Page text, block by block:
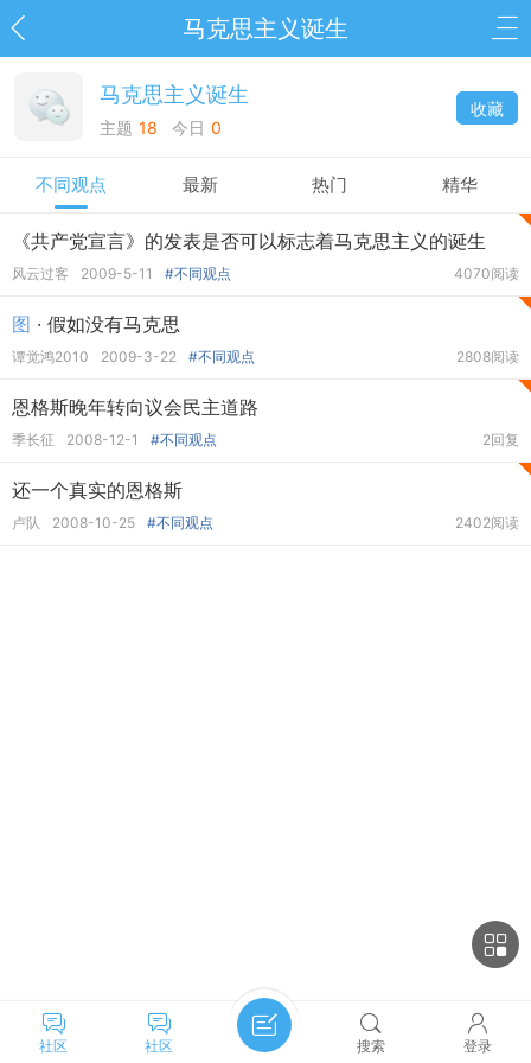
马克思主义诞生
马克思主义诞生
主题 18 今日 0
收藏
不同观点 最新 热门 精华
《共产党宣言》的发表是否可以标志着马克思主义的诞生
风云过客 2009-5-11 #不同观点 4070阅读
图 · 假如没有马克思
谭觉鸿2010 2009-3-22 #不同观点 2808阅读
恩格斯晚年转向议会民主道路
季长征 2008-12-1 #不同观点 2回复
还一个真实的恩格斯
卢队 2008-10-25 #不同观点 2402阅读
社区 社区 搜索 登录